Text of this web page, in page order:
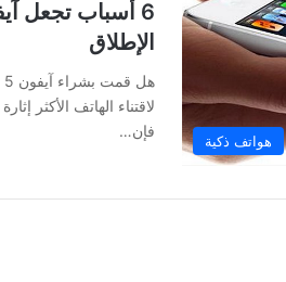
هواتف ذكية
الإطلاق
فإن…